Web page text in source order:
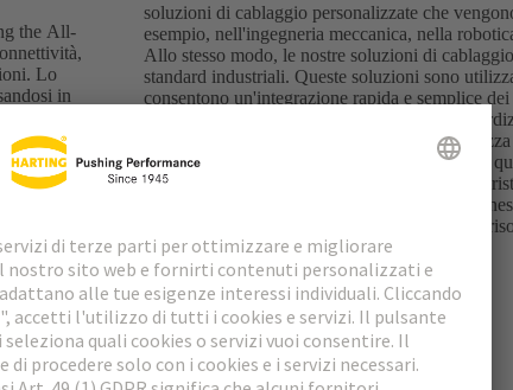
the All-
Lo
in
dei
sfide
soluzioni di cablaggio personalizzate che
esempio, nell'ingegneria meccanica, nella
Allo stesso modo, le nostre soluzioni di
standard industriali. Queste soluzioni sono
consentono un'integrazione rapida e semplice
standardizzate, come M12. I connettori
industriale da decenni e garantiscono la
dati e dei sensori e attuatori collegati. Tuttavia,
anche essere o diventare nuovi standard
Tuttavia, hanno una cosa in comune: ogni
di un cavo, e questa è una sfida che possiamo